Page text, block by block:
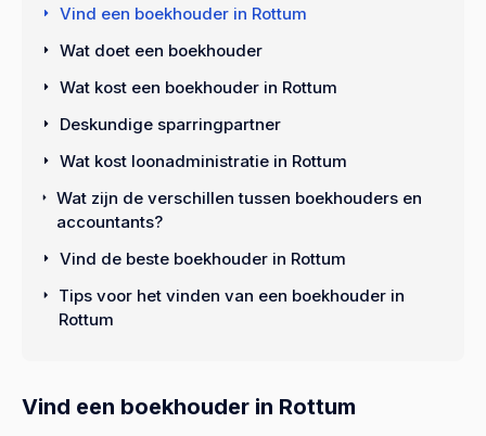
Vind een boekhouder in Rottum
Vind een boekhouder in Rottum
Wat doet een boekhouder
Wat kost een boekhouder in Rottum
Deskundige sparringpartner
Wat kost loonadministratie in Rottum
Wat zijn de verschillen tussen boekhouders en
accountants?
Vind de beste boekhouder in Rottum
Tips voor het vinden van een boekhouder in
Rottum